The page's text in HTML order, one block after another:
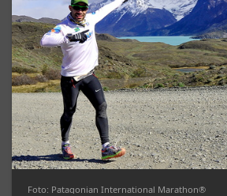
Foto: Patagonian International Marathon®